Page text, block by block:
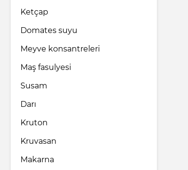
Ketçap
Domates suyu
Meyve konsantreleri
Maş fasulyesi
Susam
Darı
Kruton
Kruvasan
Makarna